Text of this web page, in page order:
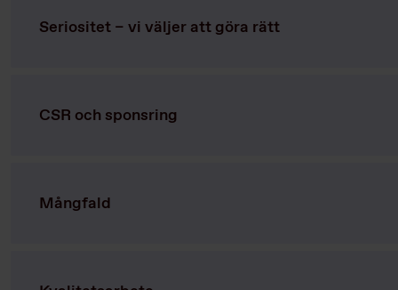
Seriositet – vi väljer att göra rätt
CSR och sponsring
Mångfald